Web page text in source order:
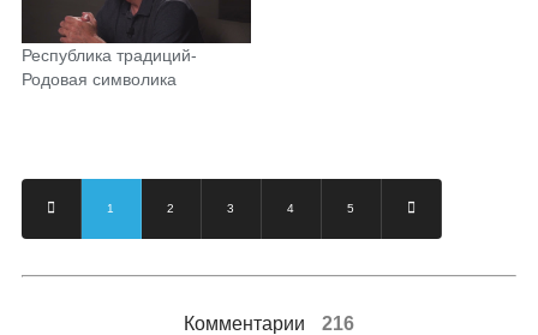
Республика традиций-
Родовая символика
1 2 3 4 5
Комментарии 216